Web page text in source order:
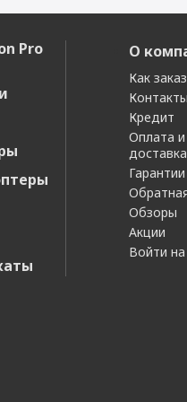
стекло,
дисплей
Да
Wi-Fi, Bluetooth
Pro
О
Как
Контакты
Кредит
Оплата и
доставка
Обзоры
Акции
Войти на